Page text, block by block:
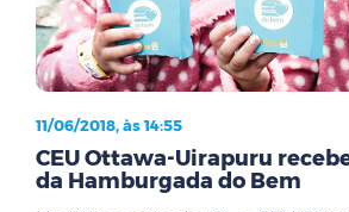
11/06/2018, às 14:55
CEU Ottawa-Uirapuru
da Hamburgada do Bem